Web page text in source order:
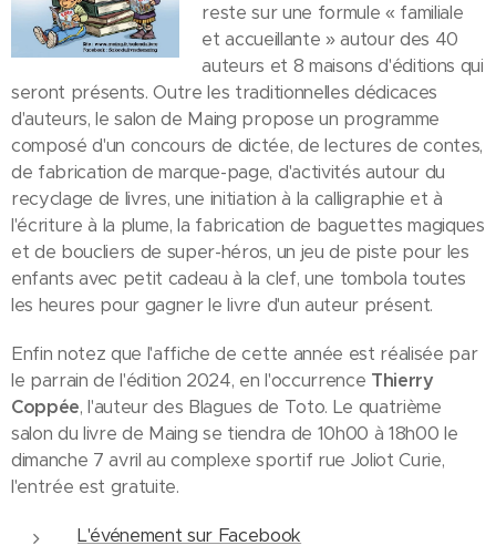
reste sur une formule « familiale
et accueillante » autour des 40
auteurs et 8 maisons d'éditions qui
seront présents. Outre les traditionnelles dédicaces
d'auteurs, le salon de Maing propose un programme
composé d'un concours de dictée, de lectures de contes,
de fabrication de marque-page, d'activités autour du
recyclage de livres, une initiation à la calligraphie et à
l'écriture à la plume, la fabrication de baguettes magiques
et de boucliers de super-héros, un jeu de piste pour les
enfants avec petit cadeau à la clef, une tombola toutes
les heures pour gagner le livre d'un auteur présent.
Enfin notez que l'affiche de cette année est réalisée par
le parrain de l'édition 2024, en l'occurrence Thierry
Coppée, l'auteur des Blagues de Toto. Le quatrième
salon du livre de Maing se tiendra de 10h00 à 18h00 le
dimanche 7 avril au complexe sportif rue Joliot Curie,
l'entrée est gratuite.
L'événement sur Facebook